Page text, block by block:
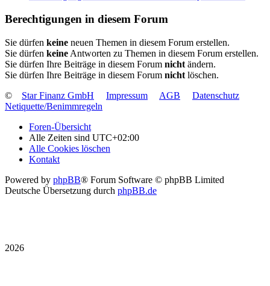
Berechtigungen in diesem Forum
Sie dürfen keine neuen Themen in diesem Forum erstellen.
Sie dürfen keine Antworten zu Themen in diesem Forum erstellen.
Sie dürfen Ihre Beiträge in diesem Forum nicht ändern.
Sie dürfen Ihre Beiträge in diesem Forum nicht löschen.
©
Star Finanz GmbH Impressum AGB
Datenschutz
Netiquette/Benimmregeln
Foren-Übersicht
Alle Zeiten sind UTC+02:00
Alle Cookies löschen
Kontakt
Powered by phpBB® Forum Software © phpBB Limited
Deutsche Übersetzung durch phpBB.de
2026